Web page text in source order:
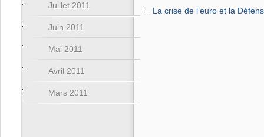
Juillet 2011
Juin 2011
Mai 2011
Avril 2011
Mars 2011
La crise de l’euro et la